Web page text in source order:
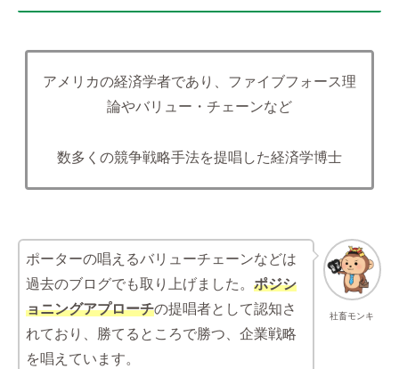
アメリカの経済学者であり、ファイブフォース理
論やバリュー・チェーンなど
数多くの競争戦略手法を提唱した経済学博士
社畜モンキ
ポーターの唱えるバリューチェーンなどは
過去のブログでも取り上げました。 ポジシ
ョニングアプローチの提唱者として認知さ
れており、勝てるところで勝つ、企業戦略
を唱えています。